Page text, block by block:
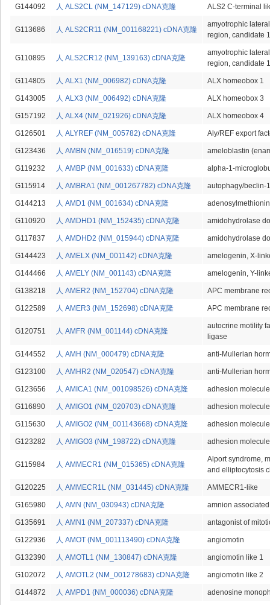
G144092 人 ALS2CL (NM_147129) cDNA克隆 ALS2 C-terminal
G113686 人 ALS2CR11 (NM_001168221) cDNA克隆
amyotrophic
region, candidate
G110895 人 ALS2CR12 (NM_139163) cDNA克隆
amyotrophic
region, candidate
G114805 人 ALX1 (NM_006982) cDNA克隆 ALX homeobox 1
G143005 人 ALX3 (NM_006492) cDNA克隆 ALX homeobox 3
G157192 人 ALX4 (NM_021926) cDNA克隆 ALX homeobox 4
G126501 人 ALYREF (NM_005782) cDNA克隆 Aly/REF export
G123436 人 AMBN (NM_016519) cDNA克隆 ameloblastin
G119232 人 AMBP (NM_001633) cDNA克隆 alpha-1-
G115914 人 AMBRA1 (NM_001267782) cDNA克隆 autophagy/beclin-
G144213 人 AMD1 (NM_001634) cDNA克隆
G110920 人 AMDHD1 (NM_152435) cDNA克隆 amidohydrolase
G117837 人 AMDHD2 (NM_015944) cDNA克隆 amidohydrolase
G144423 人 AMELX (NM_001142) cDNA克隆 amelogenin, X-
G144466 人 AMELY (NM_001143) cDNA克隆 amelogenin, Y-
G138218 人 AMER2 (NM_152704) cDNA克隆 APC membrane
G122589 人 AMER3 (NM_152698) cDNA克隆 APC membrane
G120751 人 AMFR (NM_001144) cDNA克隆
autocrine motility
ligase
G144552 人 AMH (NM_000479) cDNA克隆 anti-Mullerian
G123100 人 AMHR2 (NM_020547) cDNA克隆 anti-Mullerian
G123656 人 AMICA1 (NM_001098526) cDNA克隆 adhesion
G116890 人 AMIGO1 (NM_020703) cDNA克隆 adhesion
G115630 人 AMIGO2 (NM_001143668) cDNA克隆 adhesion
G123282 人 AMIGO3 (NM_198722) cDNA克隆 adhesion
G115984 人 AMMECR1 (NM_015365) cDNA克隆
Alport syndrome,
and elliptocytosis
G120225 人 AMMECR1L (NM_031445) cDNA克隆 AMMECR1-like
G165980 人 AMN (NM_030943) cDNA克隆 amnion
G135691 人 AMN1 (NM_207337) cDNA克隆 antagonist of
G122936 人 AMOT (NM_001113490) cDNA克隆 angiomotin
G132390 人 AMOTL1 (NM_130847) cDNA克隆 angiomotin like 1
G102072 人 AMOTL2 (NM_001278683) cDNA克隆 angiomotin like 2
G144872 人 AMPD1 (NM_000036) cDNA克隆 adenosine